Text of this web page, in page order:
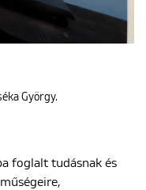
György.
foglalt tudásnak és